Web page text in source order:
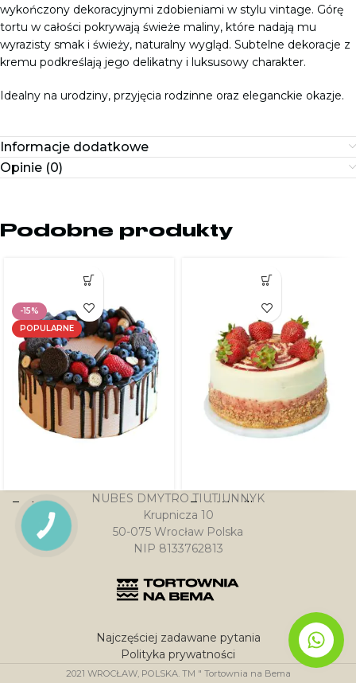
wykończony dekoracyjnymi zdobieniami w stylu vintage. Górę
tortu w całości pokrywają świeże maliny, które nadają mu
wyrazisty smak i świeży, naturalny wygląd. Subtelne dekoracje z
kremu podkreślają jego delikatny i luksusowy charakter.
Idealny na urodziny, przyjęcia rodzinne oraz eleganckie okazje.
Informacje dodatkowe
Opinie (0)
Podobne produkty
-15%
POPULARNE
Tort Owocowo
ciasteczkowy
177.00zł
Tort Waniliowo
truskawkowy
167.00
NUBES DMYTRO TIUTIUNNYK
Krupnicza 10
50-075 Wrocław Polska
NIP 8133762813
Najczęściej zadawane pytania
Polityka prywatności
2021 WROCŁAW, POLSKA. TM " Tortownia na Bema
PRZYCISK
KONTAKTU